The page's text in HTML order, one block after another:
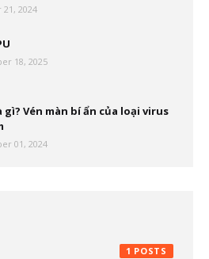
2024
18, 2025
gì? Vén màn bí ẩn của loại virus
01, 2024
1